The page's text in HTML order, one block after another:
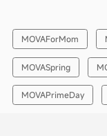
MOVAForMom
MOVASpring
MOVAPrimeDay